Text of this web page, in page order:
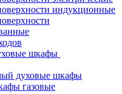
индукционные
шкафы
духовые шкафы
газовые